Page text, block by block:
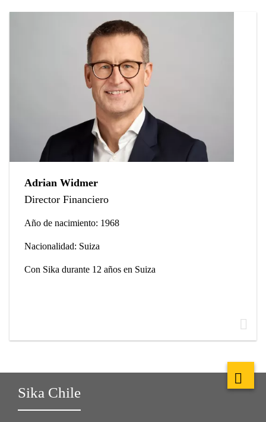
Adrian Widmer
Director Financiero
Año de nacimiento: 1968
Nacionalidad: Suiza
Con Sika durante 12 años en Suiza
Sika Chile